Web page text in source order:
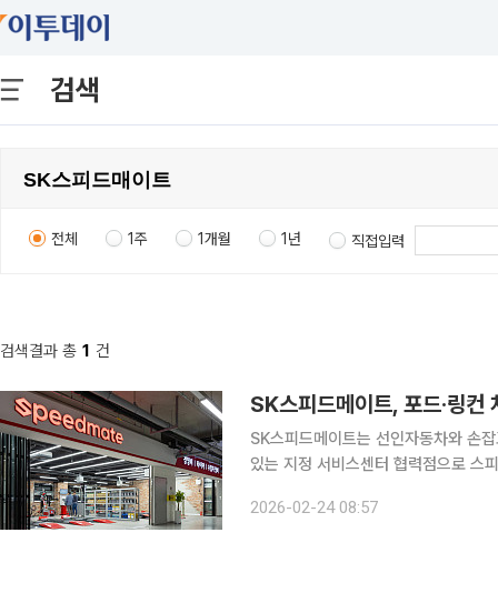
검색
전체 1주 1개월 1년 직접입력
검색결과 총 1 건
SK스피드메이트, 포드·링컨
SK스피드메이트는 선인자동차와
있는 지정 서비스센터 협력점으로 스
울 강동권) △동래점(부산권) △신마
2026-02-24 08:57